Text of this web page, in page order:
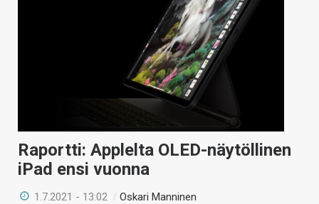
Raportti: Applelta OLED-näytöllinen
iPad ensi vuonna
1.7.2021 - 13:02 /Oskari Manninen